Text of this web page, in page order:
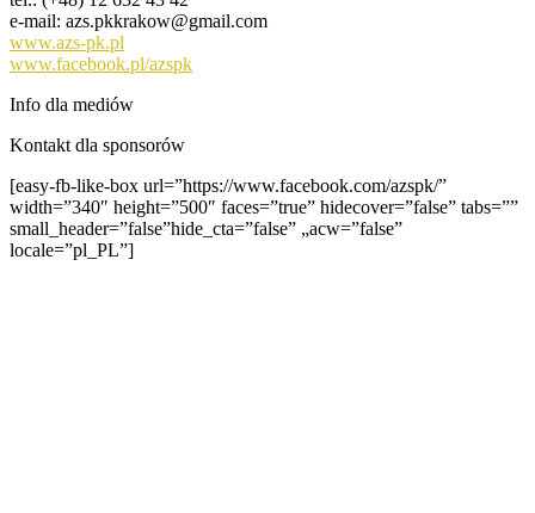
e-mail: azs.pkkrakow@gmail.com
www.azs-pk.pl
www.facebook.pl/azspk
Info dla mediów
Kontakt dla sponsorów
[easy-fb-like-box url=”https://www.facebook.com/azspk/”
width=”340″ height=”500″ faces=”true” hidecover=”false” tabs=””
small_header=”false”hide_cta=”false” „acw=”false”
locale=”pl_PL”]